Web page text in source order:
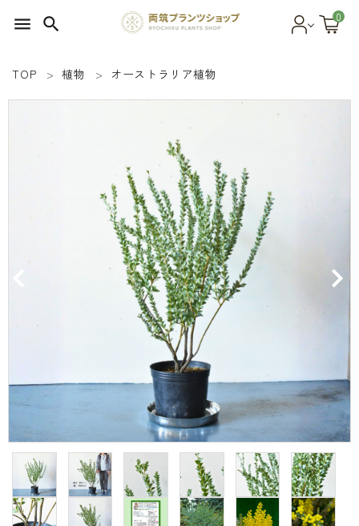
menu search 0
SEED 植物のタネ
MATERIAL 資材
OTHER 雑貨
INFORMATIOM
ご利用ガイド
プライバシーポリシー
特定商取引法について
お問い合わせ
TOP 植物 オーストラリア植物